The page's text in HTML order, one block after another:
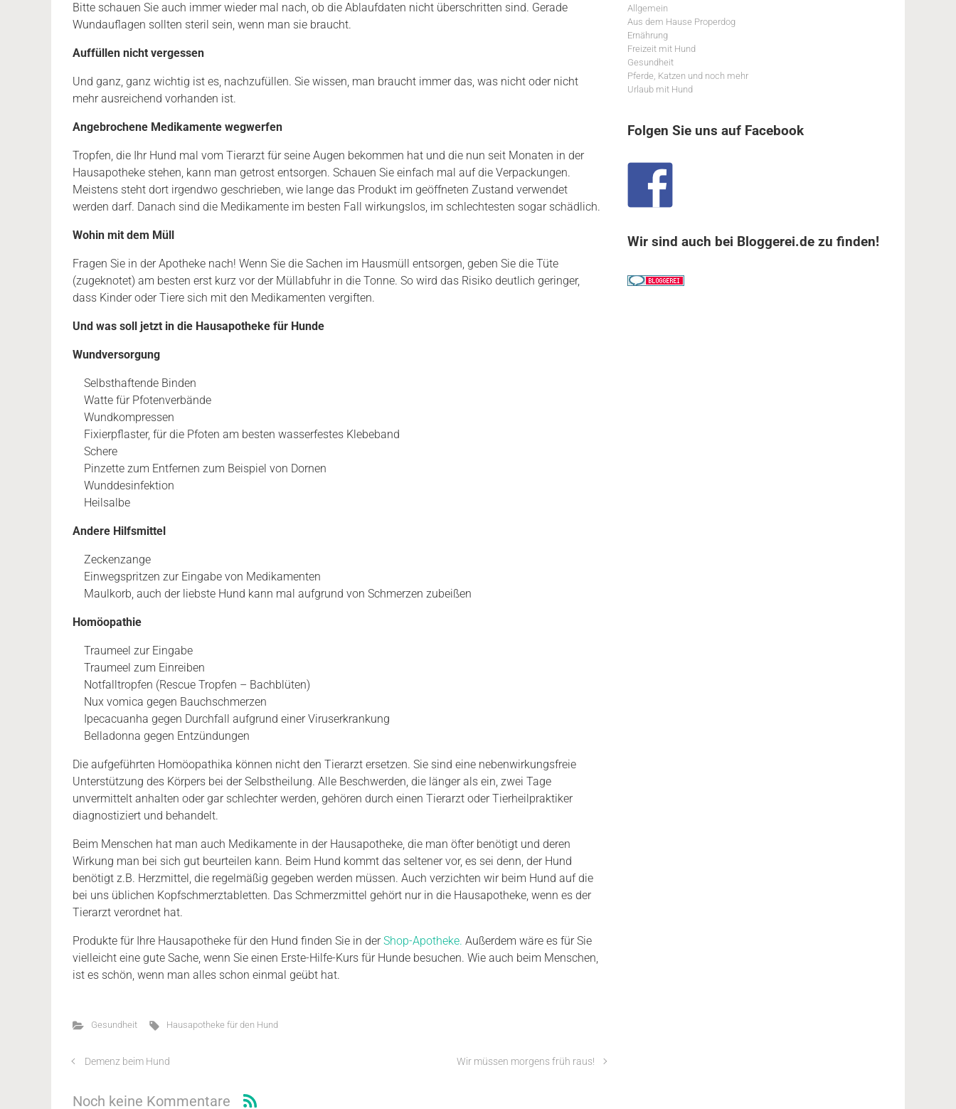
Bitte schauen Sie auch immer wieder mal nach, ob die Ablaufdaten nicht überschritten sind. Gerade
Wundauflagen sollten steril sein, wenn man sie braucht.
Auffüllen nicht vergessen
Und ganz, ganz wichtig ist es, nachzufüllen. Sie wissen, man braucht immer das, was nicht oder nicht
mehr ausreichend vorhanden ist.
Angebrochene Medikamente wegwerfen
Tropfen, die Ihr Hund mal vom Tierarzt für seine Augen bekommen hat und die nun seit Monaten in der
Hausapotheke stehen, kann man getrost entsorgen. Schauen Sie einfach mal auf die Verpackungen.
Meistens steht dort irgendwo geschrieben, wie lange das Produkt im geöffneten Zustand verwendet
werden darf. Danach sind die Medikamente im besten Fall wirkungslos, im schlechtesten sogar schädlich.
Wohin mit dem Müll
Fragen Sie in der Apotheke nach! Wenn Sie die Sachen im Hausmüll entsorgen, geben Sie die Tüte
(zugeknotet) am besten erst kurz vor der Müllabfuhr in die Tonne. So wird das Risiko deutlich geringer,
dass Kinder oder Tiere sich mit den Medikamenten vergiften.
Und was soll jetzt in die Hausapotheke für Hunde
Wundversorgung
Selbsthaftende Binden
Watte für Pfotenverbände
Wundkompressen
Fixierpflaster, für die Pfoten am besten wasserfestes Klebeband
Schere
Pinzette zum Entfernen zum Beispiel von Dornen
Wunddesinfektion
Heilsalbe
Andere Hilfsmittel
Zeckenzange
Einwegspritzen zur Eingabe von Medikamenten
Maulkorb, auch der liebste Hund kann mal aufgrund von Schmerzen zubeißen
Homöopathie
Traumeel zur Eingabe
Traumeel zum Einreiben
Notfalltropfen (Rescue Tropfen – Bachblüten)
Nux vomica gegen Bauchschmerzen
Ipecacuanha gegen Durchfall aufgrund einer Viruserkrankung
Belladonna gegen Entzündungen
Die aufgeführten Homöopathika können nicht den Tierarzt ersetzen. Sie sind eine nebenwirkungsfreie
Unterstützung des Körpers bei der Selbstheilung. Alle Beschwerden, die länger als ein, zwei Tage
unvermittelt anhalten oder gar schlechter werden, gehören durch einen Tierarzt oder Tierheilpraktiker
diagnostiziert und behandelt.
Beim Menschen hat man auch Medikamente in der Hausapotheke, die man öfter benötigt und deren
Wirkung man bei sich gut beurteilen kann. Beim Hund kommt das seltener vor, es sei denn, der Hund
benötigt z.B. Herzmittel, die regelmäßig gegeben werden müssen. Auch verzichten wir beim Hund auf die
bei uns üblichen Kopfschmerztabletten. Das Schmerzmittel gehört nur in die Hausapotheke, wenn es der
Tierarzt verordnet hat.
Produkte für Ihre Hausapotheke für den Hund finden Sie in derShop-Apotheke. Außerdem wäre es für Sie
vielleicht eine gute Sache, wenn Sie einen Erste-Hilfe-Kurs für Hunde besuchen. Wie auch beim Menschen,
ist es schön, wenn man alles schon einmal geübt hat.
Gesundheit Hausapotheke für den Hund
Demenz beim Hund Wir müssen morgens früh raus!
Noch keine Kommentare
Allgemein
Aus dem Hause Properdog
Ernährung
Freizeit mit Hund
Gesundheit
Pferde, Katzen und noch mehr
Urlaub mit Hund
Folgen Sie uns auf Facebook
Wir sind auch bei Bloggerei.de zu finden!